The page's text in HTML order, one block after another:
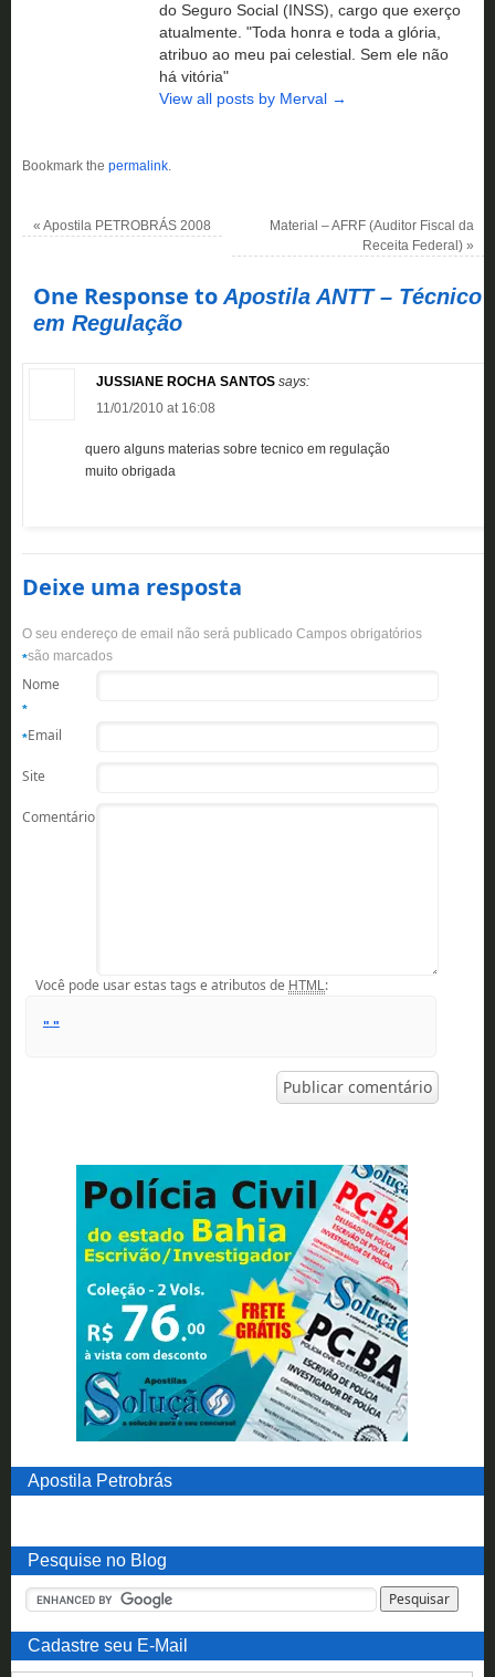
do Seguro Social (INSS), cargo que exerço
atualmente. "Toda honra e toda a glória,
atribuo ao meu pai celestial. Sem ele não
há vitória"
View all posts by Merval →
Bookmark the permalink.
« Apostila PETROBRÁS 2008
Material – AFRF (Auditor Fiscal da
Receita Federal)»
One Response toApostila ANTT – Técnico
em Regulação
JUSSIANE ROCHA SANTOS says:
11/01/2010 at 16:08
quero alguns materias sobre tecnico em regulação
muito obrigada
Deixe uma resposta
O seu endereço de email não será publicado Campos obrigatórios
são marcados
*
Nome
*
Email
*
Site
Comentário
Você pode usar estas tags e atributos de HTML:
Apostila Petrobrás
Pesquise no Blog
Cadastre seu E-Mail